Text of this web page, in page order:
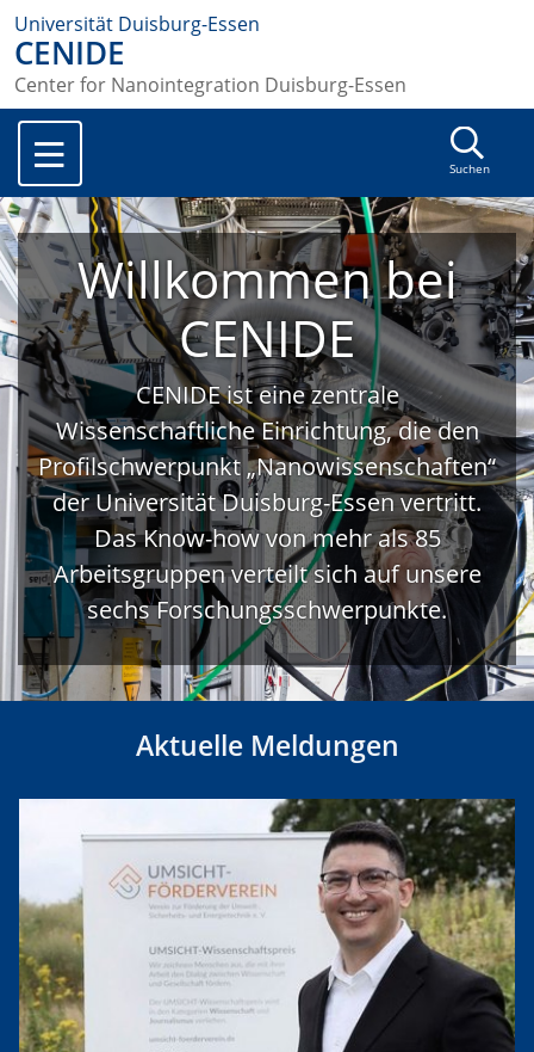
Universität Duisburg-Essen
CENIDE
Center for Nanointegration Duisburg-Essen
Suchen
Willkommen bei
CENIDE
CENIDE ist eine zentrale
Wissenschaftliche Einrichtung, die den
Profilschwerpunkt „Nanowissenschaften“
der Universität Duisburg-Essen vertritt.
Das Know-how von mehr als 85
Arbeitsgruppen verteilt sich auf unsere
sechs Forschungsschwerpunkte.
Aktuelle Meldungen